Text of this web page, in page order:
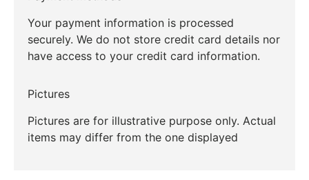
Your payment information is processed
securely. We do not store credit card details nor
have access to your credit card information.
Pictures
Pictures are for illustrative purpose only. Actual
items may differ from the one displayed